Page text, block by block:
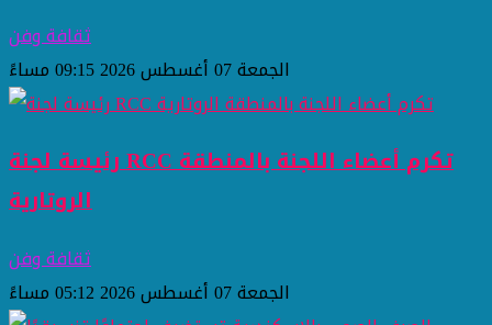
ثقافة وفن
الجمعة 07 أغسطس 2026 09:15 مساءً
رئيسة لجنة RCC تكرم أعضاء اللجنة بالمنطقة
الروتارية
ثقافة وفن
الجمعة 07 أغسطس 2026 05:12 مساءً